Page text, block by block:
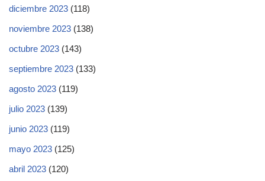
diciembre 2023 (118)
noviembre 2023 (138)
octubre 2023 (143)
septiembre 2023 (133)
agosto 2023 (119)
julio 2023 (139)
junio 2023 (119)
mayo 2023 (125)
abril 2023 (120)